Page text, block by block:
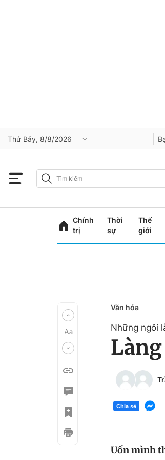
Thứ Bảy, 8/8/2026
Chính
trị
Thời
sự
Thế
giới
Văn hóa
Những ngôi
Chia sẻ
Uốn mình